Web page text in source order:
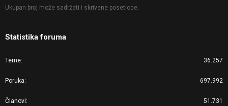
Ukupan broj može sadržati i skrivene posetioce.
Statistika foruma
Teme 36.257
Poruka 697.992
Članovi 51.731